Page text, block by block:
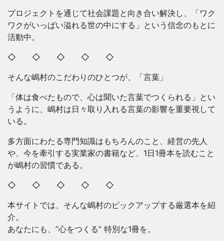
プロジェクトを通じて社会課題と向き合い解決し、「ワク
ワクがいっぱい溢れる世の中にする」という信念のもとに
活動中。
◇ ◇ ◇ ◇ ◇
そんな嶋村のこだわりのひとつが、「言葉」
「体は食べたもので、心は聞いた言葉でつくられる」とい
うように、嶋村は日々取り入れる言葉の影響を重要視して
いる。
多方面にわたる専門知識はもちろんのこと、経営の先人
や、今を牽引する実業家の書籍など、1日1冊本を読むこと
が嶋村の習慣である。
◇ ◇ ◇ ◇ ◇
本サイトでは、そんな嶋村のピックアップする厳選本を紹
介。
あなたにも、”心をつくる” 特別な1冊を。